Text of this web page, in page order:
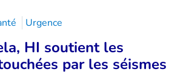
Urgence
HI soutient les
par les séismes